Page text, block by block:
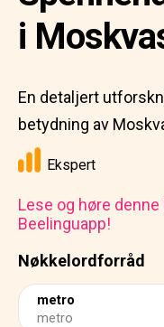
Nøkkelordforråd
metro
metro
i
En detaljert
betydning av
Ekspert
Lese og høre
Beelinguapp!